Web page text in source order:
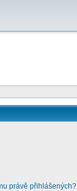
právě přihlášených?